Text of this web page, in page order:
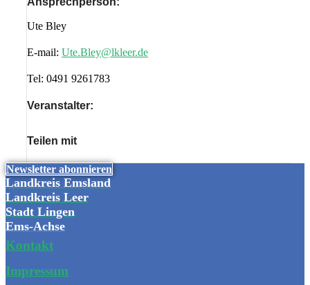
Ute Bley
E-mail: Ute.Bley@lkleer.de
Tel: 0491 9261783
Veranstalter:
Teilen mit
Newsletter abonnieren
Landkreis Emsland
Landkreis Leer
Stadt Lingen
Ems-Achse
Kontakt
Impressum